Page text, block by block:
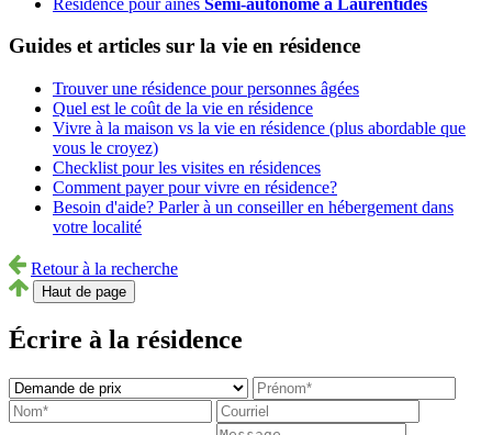
Guides et articles sur la vie en résidence
Trouver une résidence pour personnes âgées
Quel est le coût de la vie en résidence
Vivre à la maison vs la vie en résidence (plus abordable que
vous le croyez)
Checklist pour les visites en résidences
Comment payer pour vivre en résidence?
Besoin d'aide? Parler à un conseiller en hébergement dans
votre localité
Retour à la recherche
Haut de page
Écrire à la résidence